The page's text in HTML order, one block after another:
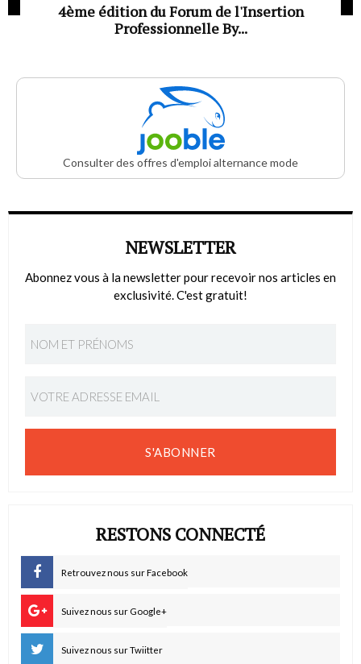
4ème édition du Forum de l'Insertion
Professionnelle By...
Consulter des offres d'emploi alternance mode
NEWSLETTER
Abonnez vous à la newsletter pour recevoir nos articles en
exclusivité. C'est gratuit!
S'ABONNER
RESTONS CONNECTÉ
Retrouvez nous sur Facebook
Suivez nous sur Google+
Suivez nous sur Twiitter